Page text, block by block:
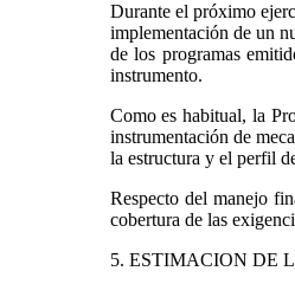
Durante el próximo
implementación de un
de los programas
instrumento.
Como es habitual, la
instrumentación de
la estructura y el perfil
Respecto del manejo
cobertura de las
5. ESTIMACION DE